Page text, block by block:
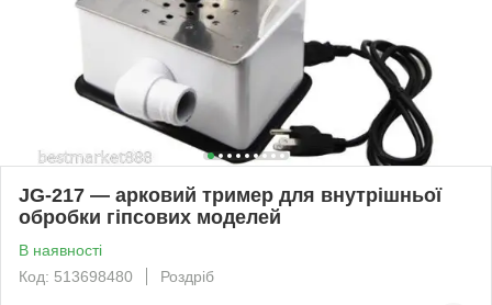
JG-217 — арковий тример для внутрішньої
обробки гіпсових моделей
В наявності
Код: 513698480
Роздріб